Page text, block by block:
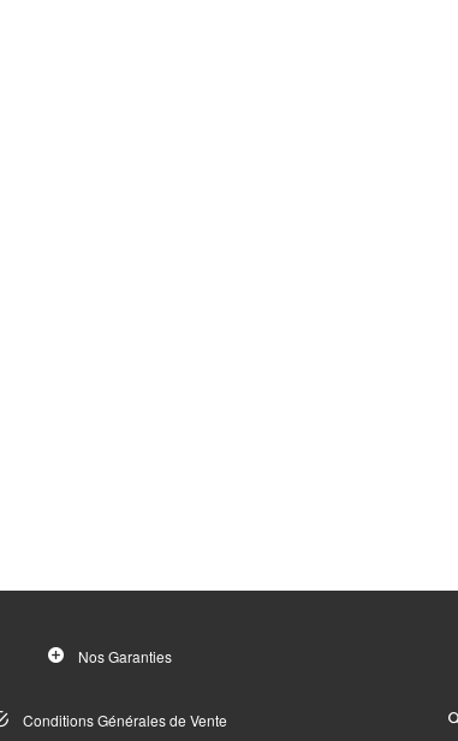
Nos Garanties
Conditions Générales de Vente